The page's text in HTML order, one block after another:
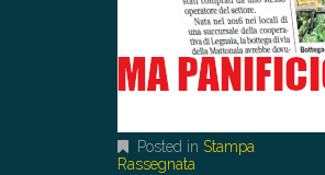
Posted in Stampa
Rassegnata